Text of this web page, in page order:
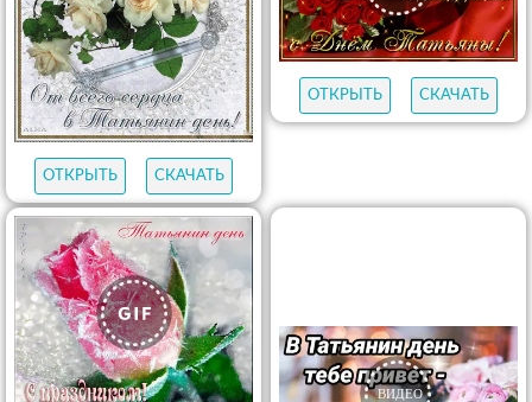
ОТКРЫТЬ СКАЧАТЬ
ОТКРЫТЬ СКАЧАТЬ
ОТКРЫТЬ СКАЧАТЬ